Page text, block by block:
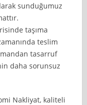
sunduğumuz
taşıma
teslim
tasarruf
daha sorunsuz
Nakliyat, kaliteli